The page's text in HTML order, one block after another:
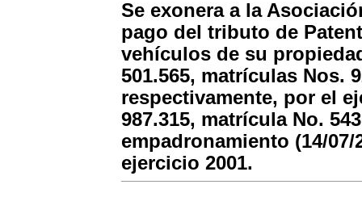
Se exonera a la
pago del tributo de
vehículos de su
501.565, matrículas Nos.
respectivamente, por el
987.315, matrícula No.
empadronamiento (14/
ejercicio 2001.